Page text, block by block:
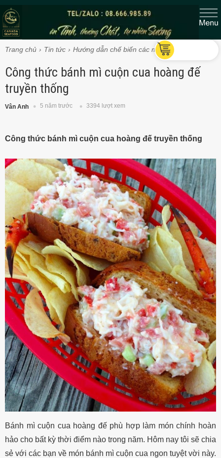
Trang chủ Tin tức Hướng dẫn chế biến các món Cua Vua
Công thức bánh mì cuộn cua hoàng đế
truyền thống
Vân Anh 5 năm trước 3394 lượt xem
Công thức bánh mì cuộn cua hoàng đế truyền thống
Bánh mì cuộn cua hoàng đế phù hợp làm món chính hoàn
hảo cho bất kỳ thời điểm nào trong năm. Hôm nay tôi sẽ chia
sẻ với các bạn về món bánh mì cuộn cua ngon tuyệt vời này.